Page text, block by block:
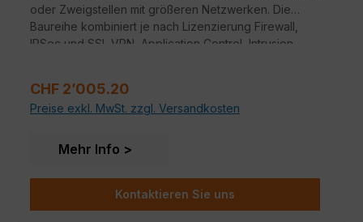
oder Zweigstellen mit größeren Netzwerken. Die
Baureihe kombiniert je nach Lizenzierung Firewall,
IPSec und SSL VPN, Application Control, Intrusion
Regulärer Preis:
CHF 2’005.20
Preise exkl. MwSt. zzgl. Versandkosten
Mehr Info
Kontaktieren Sie uns